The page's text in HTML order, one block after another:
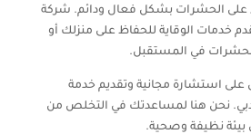
على الحشرات بشكل فعال ودائم. شركة
خدمات الوقاية للحفاظ على منزلك أو
في المستقبل.
على استشارة مجانية وتقديم خدمة
نحن هنا لمساعدتك في التخلص من
بيئة نظيفة وصحية.